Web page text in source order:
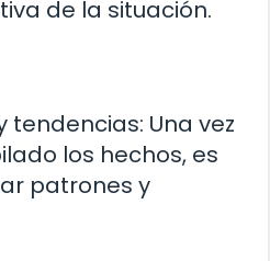
de la situación.
tendencias: Una vez
los hechos, es
patrones y